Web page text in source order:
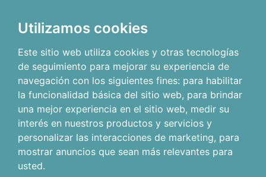
Utilizamos cookies
Este sitio web utiliza cookies y otras tecnologías
de seguimiento para mejorar su experiencia de
navegación con los siguientes fines: para habilitar
la funcionalidad básica del sitio web, para brindar
una mejor experiencia en el sitio web, medir su
interés en nuestros productos y servicios y
personalizar las interacciones de marketing, para
mostrar anuncios que sean más relevantes para
usted.